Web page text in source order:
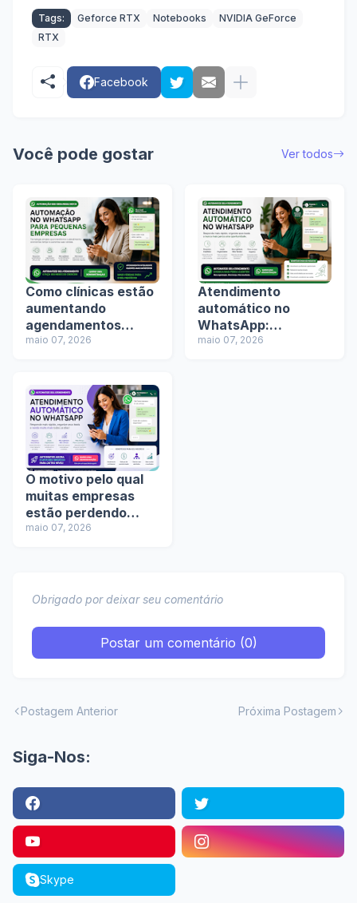
Tags: Geforce RTX Notebooks
NVIDIA GeForce
RTX
Facebook
Você pode gostar Ver todos
Como clínicas estão
aumentando
agendamentos
usando automação
maio 07, 2026
Atendimento
automático no
WhatsApp:
tendência ou
maio 07, 2026
O motivo pelo qual
muitas empresas
estão perdendo
clientes no
maio 07, 2026
Obrigado por deixar seu comentário
Postar um comentário (0)
Postagem Anterior Próxima Postagem
Siga-Nos:
Skype